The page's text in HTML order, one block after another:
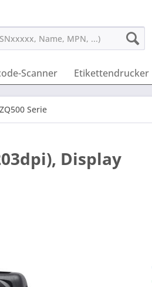
Scanner Etikettendrucker
Serie
Display